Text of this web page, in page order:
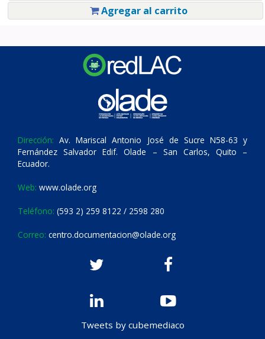
Agregar al carrito
Dirección: Av. Mariscal Antonio José de Sucre N58-63 y
Fernández Salvador Edif. Olade – San Carlos, Quito –
Ecuador.
Web: www.olade.org
Teléfono: (593 2) 259 8122 / 2598 280
Correo: centro.documentacion@olade.org
Tweets by cubemediaco